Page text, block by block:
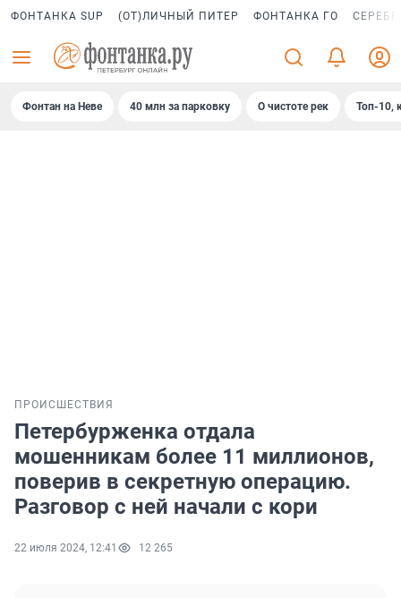
ФОНТАНКА SUP (ОТ)ЛИЧНЫЙ ПИТЕР ФОНТАНКА ГО
Фонтан на Неве 40 млн за парковку О чистоте рек Топ-10,
ПРОИСШЕСТВИЯ
Петербурженка отдала
мошенникам более 11 миллионов,
поверив в секретную операцию.
Разговор с ней начали с кори
22 июля 2024, 12:41 12 265